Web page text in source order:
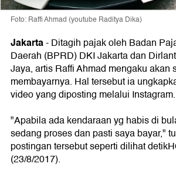
Foto: Raffi Ahmad (youtube Raditya Dika)
Jakarta- Ditagih pajak oleh Badan
Daerah (BPRD) DKI Jakarta dan
Jaya, artis Raffi Ahmad mengaku akan
membayarnya. Hal tersebut ia
video yang diposting melalui Instagram.
"Apabila ada kendaraan yg habis di
sedang proses dan pasti saya bayar,"
postingan tersebut seperti dilihat
(23/8/2017).